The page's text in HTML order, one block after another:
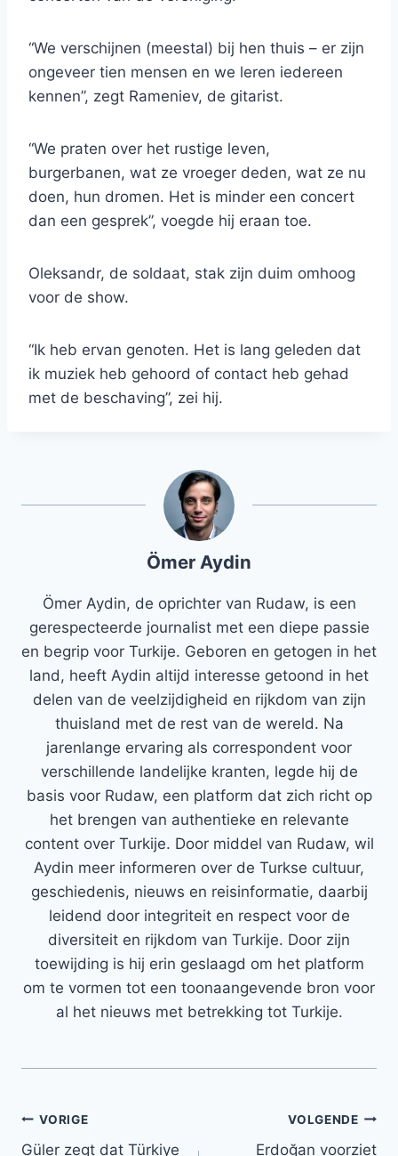
“We verschijnen (meestal) bij hen thuis – er zijn
ongeveer tien mensen en we leren iedereen
kennen”, zegt Rameniev, de gitarist.
“We praten over het rustige leven,
burgerbanen, wat ze vroeger deden, wat ze nu
doen, hun dromen. Het is minder een concert
dan een gesprek”, voegde hij eraan toe.
Oleksandr, de soldaat, stak zijn duim omhoog
voor de show.
“Ik heb ervan genoten. Het is lang geleden dat
ik muziek heb gehoord of contact heb gehad
met de beschaving”, zei hij.
Ömer Aydin
Ömer Aydin, de oprichter van Rudaw, is een
gerespecteerde journalist met een diepe passie
en begrip voor Turkije. Geboren en getogen in het
land, heeft Aydin altijd interesse getoond in het
delen van de veelzijdigheid en rijkdom van zijn
thuisland met de rest van de wereld. Na
jarenlange ervaring als correspondent voor
verschillende landelijke kranten, legde hij de
basis voor Rudaw, een platform dat zich richt op
het brengen van authentieke en relevante
content over Turkije. Door middel van Rudaw, wil
Aydin meer informeren over de Turkse cultuur,
geschiedenis, nieuws en reisinformatie, daarbij
leidend door integriteit en respect voor de
diversiteit en rijkdom van Turkije. Door zijn
toewijding is hij erin geslaagd om het platform
om te vormen tot een toonaangevende bron voor
al het nieuws met betrekking tot Turkije.
Bericht
VORIGE
Güler zegt dat Türkiye
VOLGENDE
Erdoğan voorziet